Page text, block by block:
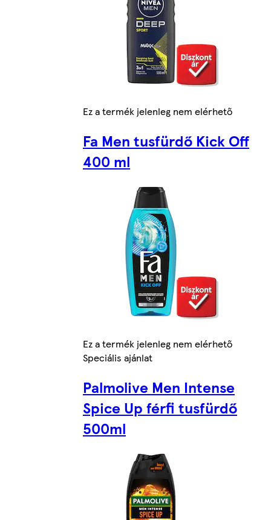
Ez a termék jelenleg nem elérhető
Fa Men tusfürdő Kick Off
400 ml
Ez a termék jelenleg nem elérhető
Speciális ajánlat
Palmolive Men Intense
Spice Up férfi tusfürdő
500ml